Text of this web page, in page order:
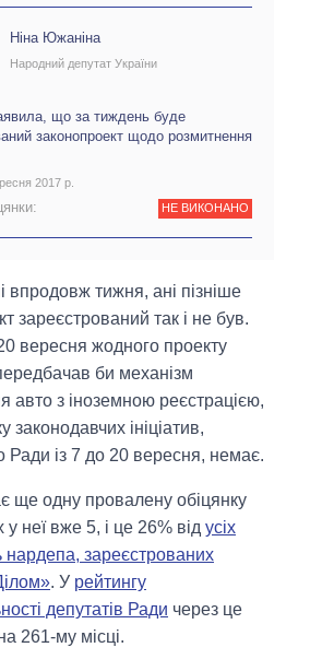
Ніна Южаніна
Народний депутат України
що за тиждень буде
законопроект щодо розмитнення
2017 р.
НЕ ВИКОНАНО
впродовж тижня, ані пізніше
зареєстрований так і не був.
вересня жодного проекту
би механізм
авто з іноземною реєстрацією,
законодавчих ініціатив,
Ради із 7 до 20 вересня, немає.
ще одну провалену обіцянку
у неї вже 5, і це 26% від усіх
нардепа, зареєстрованих
. У рейтингу
депутатів Ради через це
261-му місці.